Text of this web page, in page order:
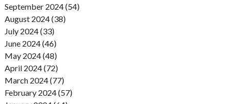
September 2024 (54)
August 2024 (38)
July 2024 (33)
June 2024 (46)
May 2024 (48)
April 2024 (72)
March 2024 (77)
February 2024 (57)